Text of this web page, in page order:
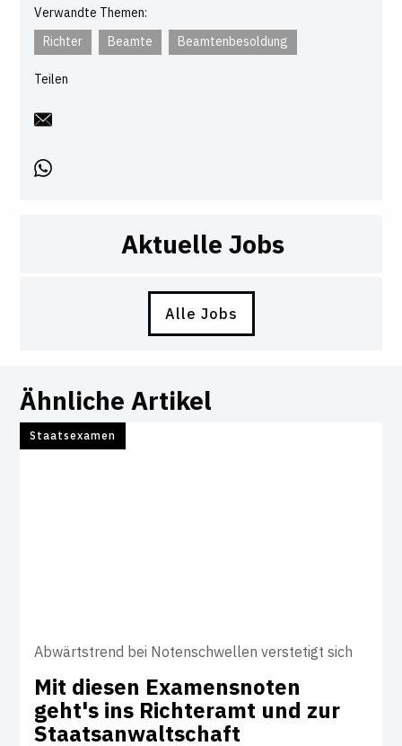
Verwandte Themen:
Richter
Beamte Beamtenbesoldung
Teilen
Aktuelle Jobs
Alle Jobs
Ähnliche Artikel
Staatsexamen
Abwärtstrend bei Notenschwellen verstetigt sich
Mit diesen Exa­mens­noten
geht's ins Rich­teramt und zur
Staats­an­walt­schaft